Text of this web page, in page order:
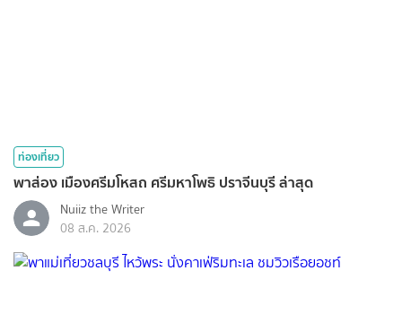
ท่องเที่ยว
พาส่อง เมืองศรีมโหสถ ศรีมหาโพธิ ปราจีนบุรี ล่าสุด
Nuiiz ​the​ Writer​
08 ส.ค. 2026